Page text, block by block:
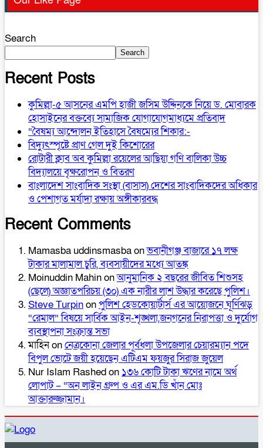
Search
Search
Recent Posts
কুমিল্লা-৫ আসনের এমপি হাজী জসিম উদ্দিনকে নিয়ে ড. মোবারক
হোসাইনের বক্তব্যে সামাজিক যোগাযোগমাধ্যমে প্রতিবাদ
“বৈষম্য আন্দোলন ইতিহাসে বৈষম্যের শিকার:-
বিদ্যুৎস্পৃষ্টে প্রাণ গেল দুই কিশোরের
রোটারী ক্লাব অব কুমিল্লা রয়েলের আছিয়া গণি বালিকা উচ্চ
বিদ্যালয়ে বৃক্ষরোপন ও বিতরণ
বাংলাদেশ সাংবাদিক সংস্থা (বাসাস) দেশের সাংবাদিকদের অধিকার
ও পেশাগত মর্যাদা রক্ষায় অঙ্গীকারবদ্ধ
Recent Comments
Mamasba uddinsmasbaonভবানীগঞ্জ বাজারে ১৭ লক্ষ
টাকার মালামাল চুরি, ব্যবসায়ীদের মধ্যে আতঙ্ক
Moinuddin Mahinonআনুমানিক ২ বছরের জীবিত শিশুসহ
(ছেলে) অজ্ঞাতপরিচয় (৩০) এক নারীর লাশ উদ্ধার করেছে পুলিশ।
Steve Turpinonপুলিশ হেডকোয়ার্টার্স এর আয়োজনে ঘূর্ণিঝড়
“রেমাল” বিষয়ে সার্বিক আইন-শৃঙ্খলা,জনগনের নিরাপত্তা ও দুর্যোগ
ব্যবস্থাপনা সংক্রান্ত সভা
মাহিনonনেত্রকোনা জেলার পূর্বধলা উপজেলার চেয়ারম্যান পদে
বিপুল ভোটে জয়ী হয়েছেন এটিএম ফয়জুর সিরাজ জুয়েল
Nur Islam Rashedon ১৩৬ কোটি টাকা ঋণের নামে অর্থ
লোপাট – “অন লাইন গ্রুপ ও এর এম.ডি খাঁন মোঃ
আক্তারুজ্জামান।